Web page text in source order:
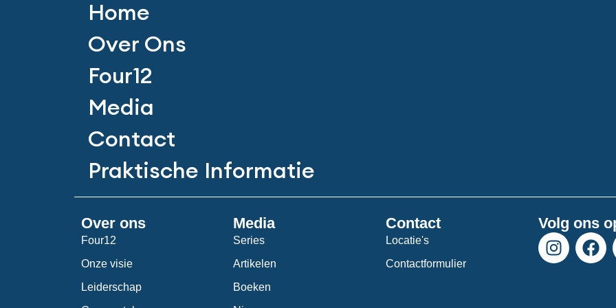
Home
Over Ons
Four12
Media
Contact
Praktische Informatie
Over ons
Four12
Onze visie
Leiderschap
Media
Series
Artikelen
Boeken
Contact
Locatie's
Contactformulier
Volg ons
I
n
F
a